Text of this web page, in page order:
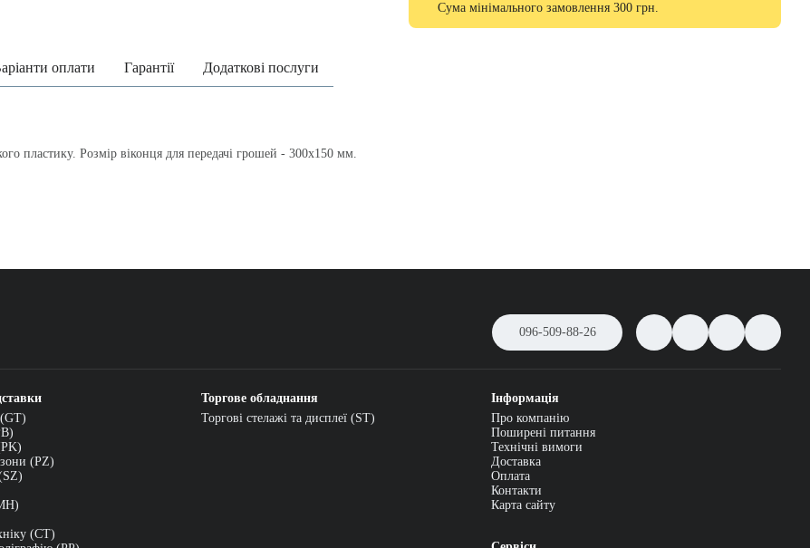
Сума мінімального замовлення 300 грн.
оплати Гарантії Додаткові послуги
пластику. Розмір віконця для передачі грошей - 300х150 мм.
096-509-88-26
(PZ)
(CT)
Торгове обладнання
Торгові стелажі та дисплеї (ST)
Інформація
Про компанію
Поширені питання
Технічні вимоги
Доставка
Оплата
Контакти
Карта сайту